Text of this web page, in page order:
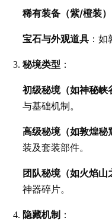
稀有装备（紫/橙装）
宝石与外观道具 ：
秘境类型 ：
初级秘境（如神秘峡
与基础机制。
高级秘境（如敦煌秘
装及套装部件。
团队秘境（如火焰山
神器碎片。
隐藏机制 ：